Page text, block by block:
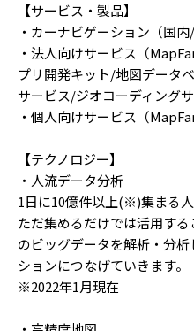
【サービス・製品】
・カーナビゲーション（国
・法人向けサービス（
プリ開発キット/地図データ
サービス/ジオコーディングサ
・個人向けサービス（
【テクノロジー】
・人流データ分析
1日に10億件以上(※)集まる
ただ集めるだけでは活用す
のビッグデータを解析・分
ションにつなげていきます。
※2022年1月現在